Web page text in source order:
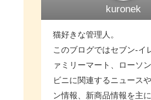
kuronek
猫好きな管理人。
このブログではセブン-イ
ァミリーマート、ローソ
ビニに関連するニュース
ン情報、新商品情報を主